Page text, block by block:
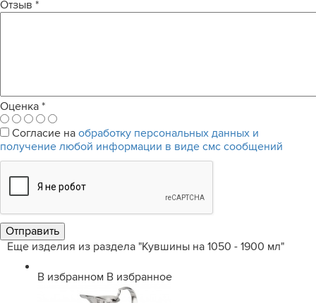
Отзыв *
Оценка *
Согласие на обработку персональных данных и
получение любой информации в виде смс сообщений
Еще изделия из раздела "Кувшины на 1050 - 1900 мл"
В избранном В избранное